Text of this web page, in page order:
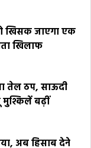
खिसक जाएगा एक
खिलाफ
तेल ठप, साऊदी
मुश्किलें बढ़ीं
अब हिसाब देने